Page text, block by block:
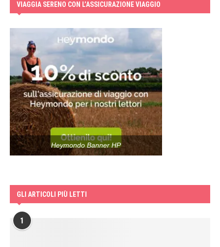
VIAGGIA SERENO CON L’ASSICURAZIONE VIAGGIO
Heymondo Banner HP
GLI ARTICOLI PIÙ LETTI
1